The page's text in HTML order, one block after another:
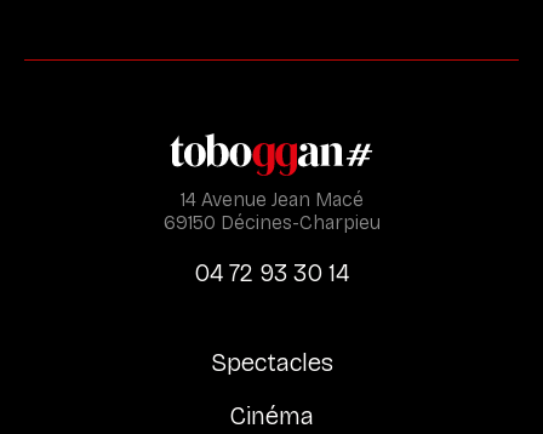
14 Avenue Jean Macé
69150 Décines-Charpieu
04 72 93 30 14
Spectacles
Cinéma